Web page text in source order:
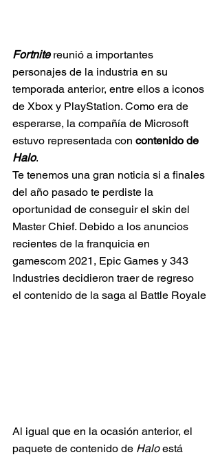
Fortnite reunió a importantes
personajes de la industria en su
temporada anterior, entre ellos a iconos
de Xbox y PlayStation. Como era de
esperarse, la compañía de Microsoft
estuvo representada con contenido de
Halo.
Te tenemos una gran noticia si a finales
del año pasado te perdiste la
oportunidad de conseguir el skin del
Master Chief. Debido a los anuncios
recientes de la franquicia en
gamescom 2021, Epic Games y 343
Industries decidieron traer de regreso
el contenido de la saga al Battle Royale
Al igual que en la ocasión anterior, el
paquete de contenido de Halo está